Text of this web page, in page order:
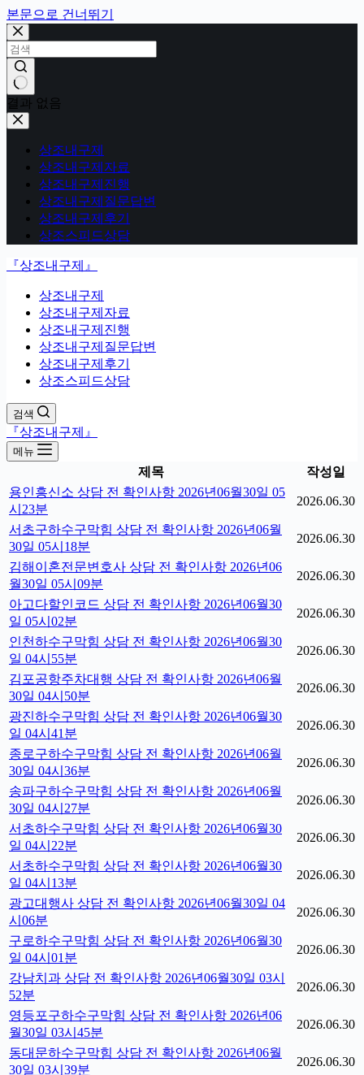
본문으로 건너뛰기
결과 없음
상조내구제
상조내구제자료
상조내구제진행
상조내구제질문답변
상조내구제후기
상조스피드상담
『상조내구제』
상조내구제
상조내구제자료
상조내구제진행
상조내구제질문답변
상조내구제후기
상조스피드상담
검색
『상조내구제』
메뉴
제목
작성일
용인흥신소 상담 전 확인사항 2026년06월30일 05
시23분
2026.06.30
서초구하수구막힘 상담 전 확인사항 2026년06월
30일 05시18분
2026.06.30
김해이혼전문변호사 상담 전 확인사항 2026년06
월30일 05시09분
2026.06.30
아고다할인코드 상담 전 확인사항 2026년06월30
일 05시02분
2026.06.30
인천하수구막힘 상담 전 확인사항 2026년06월30
일 04시55분
2026.06.30
김포공항주차대행 상담 전 확인사항 2026년06월
30일 04시50분
2026.06.30
광진하수구막힘 상담 전 확인사항 2026년06월30
일 04시41분
2026.06.30
종로구하수구막힘 상담 전 확인사항 2026년06월
30일 04시36분
2026.06.30
송파구하수구막힘 상담 전 확인사항 2026년06월
30일 04시27분
2026.06.30
서초하수구막힘 상담 전 확인사항 2026년06월30
일 04시22분
2026.06.30
서초하수구막힘 상담 전 확인사항 2026년06월30
일 04시13분
2026.06.30
광고대행사 상담 전 확인사항 2026년06월30일 04
시06분
2026.06.30
구로하수구막힘 상담 전 확인사항 2026년06월30
일 04시01분
2026.06.30
강남치과 상담 전 확인사항 2026년06월30일 03시
52분
2026.06.30
영등포구하수구막힘 상담 전 확인사항 2026년06
월30일 03시45분
2026.06.30
동대문하수구막힘 상담 전 확인사항 2026년06월
30일 03시39분
2026.06.30